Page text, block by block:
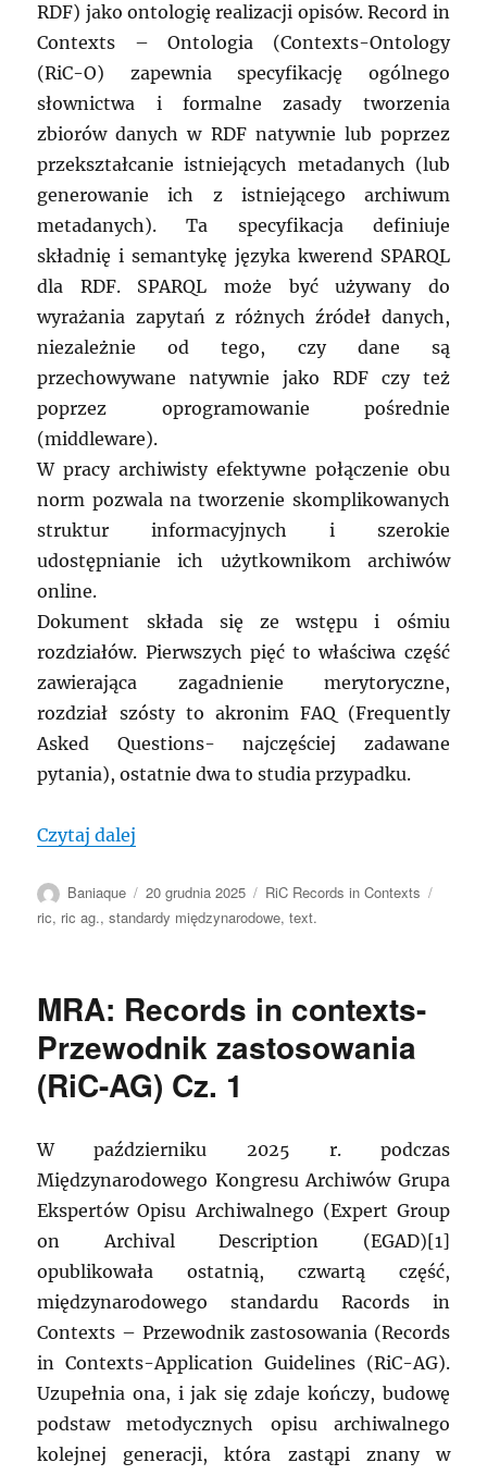
RDF) jako ontologię realizacji opisów. Record in
Contexts – Ontologia (Contexts-Ontology
(RiC-O) zapewnia specyfikację ogólnego
słownictwa i formalne zasady tworzenia
zbiorów danych w RDF natywnie lub poprzez
przekształcanie istniejących metadanych (lub
generowanie ich z istniejącego archiwum
metadanych). Ta specyfikacja definiuje
składnię i semantykę języka kwerend SPARQL
dla RDF. SPARQL może być używany do
wyrażania zapytań z różnych źródeł danych,
niezależnie od tego, czy dane są
przechowywane natywnie jako RDF czy też
poprzez oprogramowanie pośrednie
(middleware).
W pracy archiwisty efektywne połączenie obu
norm pozwala na tworzenie skomplikowanych
struktur informacyjnych i szerokie
udostępnianie ich użytkownikom archiwów
online.
Dokument składa się ze wstępu i ośmiu
rozdziałów. Pierwszych pięć to właściwa część
zawierająca zagadnienie merytoryczne,
rozdział szósty to akronim FAQ (Frequently
Asked Questions- najczęściej zadawane
pytania), ostatnie dwa to studia przypadku.
Czytaj dalej
Autor
Baniaque
Data
publikacji
20 grudnia 2025 Kategorie
RiC Records in Contexts
ric, ric ag.,standardy międzynarodowe,text.
MRA: Records in contexts-
Przewodnik zastosowania
(RiC-AG) Cz. 1
W październiku 2025 r. podczas
Międzynarodowego Kongresu Archiwów Grupa
Ekspertów Opisu Archiwalnego (Expert Group
on Archival Description (EGAD)[1]
opublikowała ostatnią, czwartą część,
międzynarodowego standardu Racords in
Contexts – Przewodnik zastosowania (Records
in Contexts-Application Guidelines (RiC-AG).
Uzupełnia ona, i jak się zdaje kończy, budowę
podstaw metodycznych opisu archiwalnego
kolejnej generacji, która zastąpi znany w